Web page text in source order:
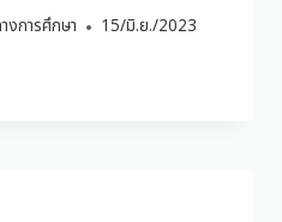
การศึกษา 15/มิ.ย./2023